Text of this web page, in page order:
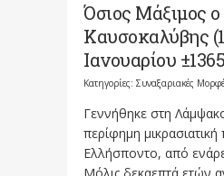
Όσιος Μάξιμος ο
Καυσοκαλύβης
Ιανουαρίου
Κατηγορίες: Συναξαριακές
Γεννήθηκε στη
περίφημη
Ελλήσποντο, από